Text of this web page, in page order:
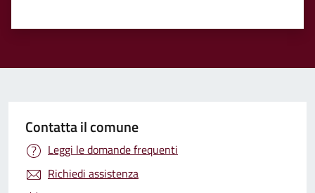
Contatta il comune
Leggi le domande frequenti
Richiedi assistenza